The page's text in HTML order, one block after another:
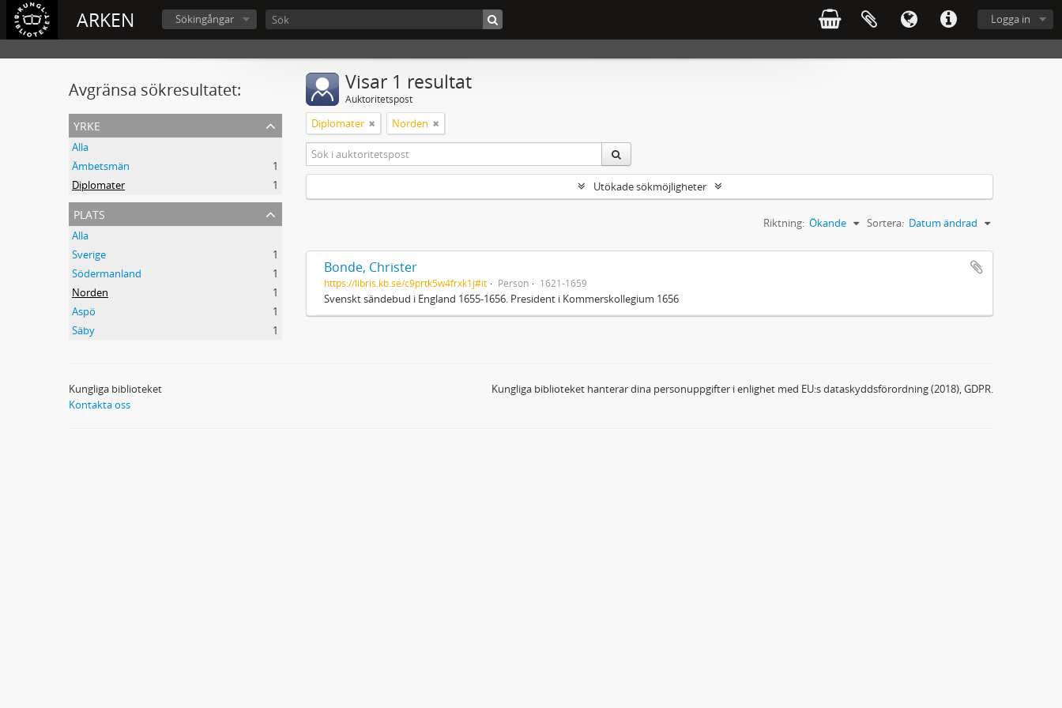
ARKEN Logga in
Sökingångar
Avgränsa sökresultatet:
yrke
Alla
Ämbetsmän
1
Diplomater
1
plats
Alla
Sverige
1
Södermanland
1
Norden
1
Aspö
1
Säby
1
Visar 1 resultat
Auktoritetspost
Diplomater Norden
Utökade sökmöjligheter
Sortera: Datum ändrad
Riktning: Ökande
Bonde, Christer
https://libris.kb.se/c9prtk5w4frxk1j#it Person 1621-1659
Svenskt sändebud i England 1655-1656. President i Kommerskollegium 1656
Kungliga biblioteket
Kontakta oss
Kungliga biblioteket hanterar dina personuppgifter i enlighet med EU:s dataskyddsförordning (2018), GDPR.